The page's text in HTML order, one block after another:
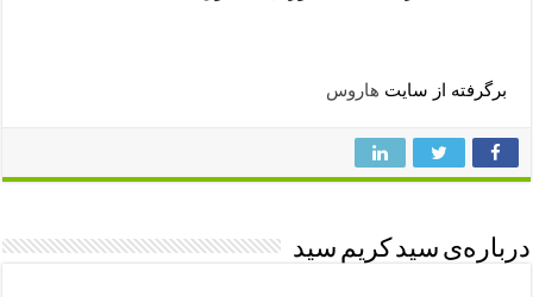
برگرفته از سایت هاروس
درباره‌ی سید کریم سید